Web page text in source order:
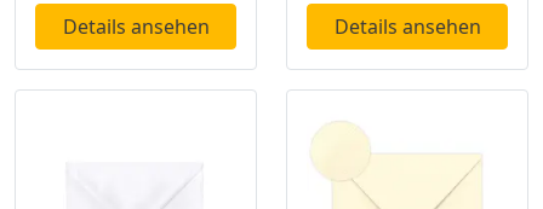
Details ansehen Details ansehen